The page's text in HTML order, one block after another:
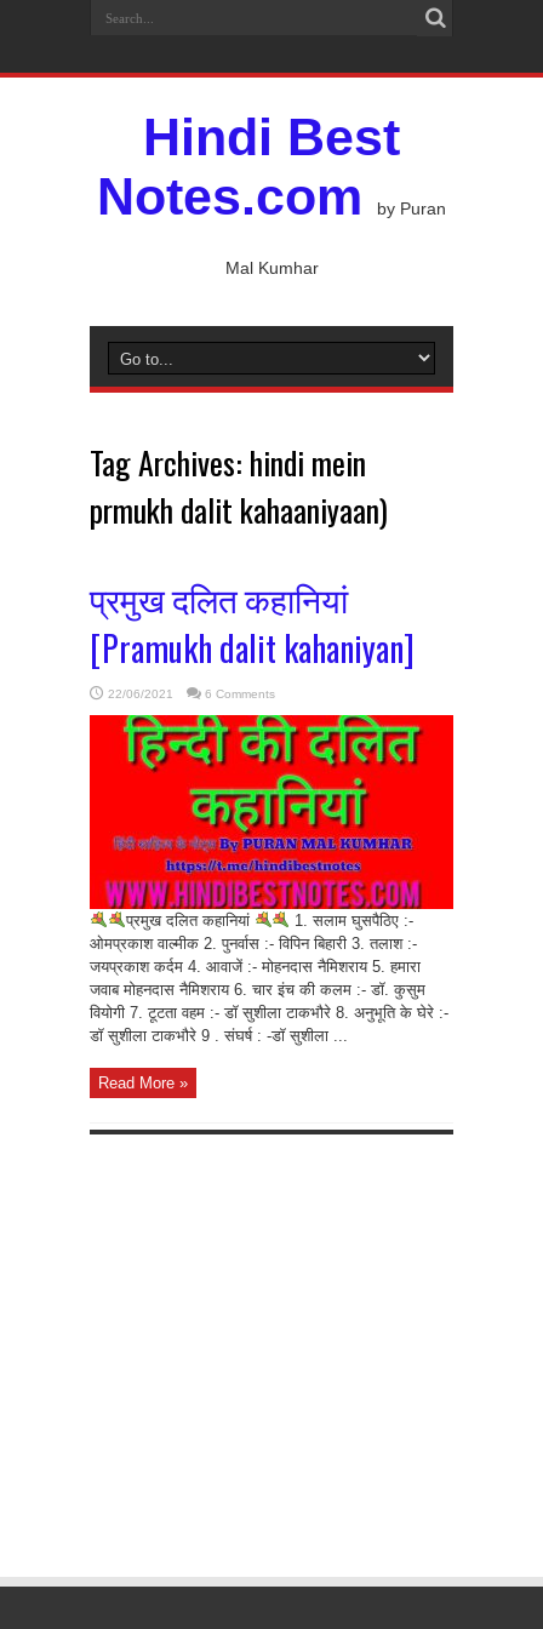
Hindi Best
Notes.com
by Puran
Mal Kumhar
Tag Archives: hindi mein
prmukh dalit kahaaniyaan)
प्रमुख दलित कहानियां
[Pramukh dalit kahaniyan]
22/06/2021 6 Comments
प्रमुख दलित कहानियां
1. सलाम घुसपैठिए :-
ओमप्रकाश वाल्मीक 2. पुनर्वास :- विपिन बिहारी 3. तलाश :-
जयप्रकाश कर्दम 4. आवाजें :- मोहनदास नैमिशराय 5. हमारा
जवाब मोहनदास नैमिशराय 6. चार इंच की कलम :- डॉ. कुसुम
वियोगी 7. टूटता वहम :- डॉ सुशीला टाकभौरे 8. अनुभूति के घेरे :-
डॉ सुशीला टाकभौरे 9 . संघर्ष : -डॉ सुशीला ...
Read More »